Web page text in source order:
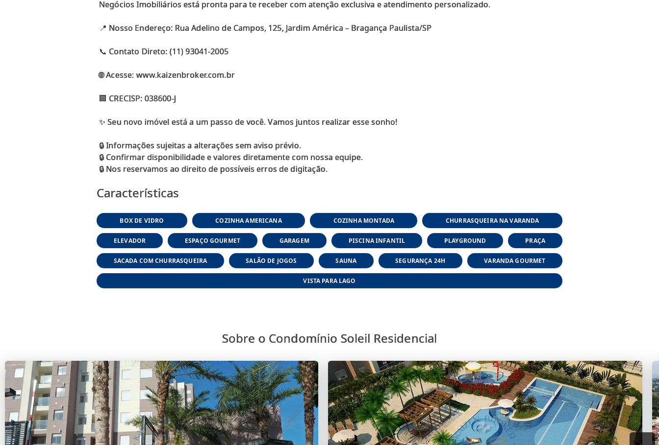
Negócios Imobiliários está pronta para te receber com atenção exclusiva e atendimento personalizado.
📍 Nosso Endereço: Rua Adelino de Campos, 125, Jardim América – Bragança Paulista/SP
📞 Contato Direto: (11) 93041-2005
🌐 Acesse: www.kaizenbroker.com.br
🏢 CRECISP: 038600-J
✨ Seu novo imóvel está a um passo de você. Vamos juntos realizar esse sonho!
🔒 Informações sujeitas a alterações sem aviso prévio.
🔒 Confirmar disponibilidade e valores diretamente com nossa equipe.
Características
BOX DE VIDRO COZINHA AMERICANA COZINHA MONTADA CHURRASQUEIRA NA VARANDA
ELEVADOR ESPAÇO GOURMET GARAGEM PISCINA INFANTIL PLAYGROUND PRAÇA
SACADA COM CHURRASQUEIRA SALÃO DE JOGOS SAUNA SEGURANÇA 24H VARANDA GOURMET
VISTA PARA LAGO
Sobre o Condomínio Soleil Residencial